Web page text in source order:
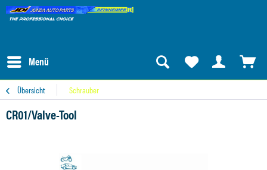
Menü
Übersicht Schrauber
CR01/Valve-Tool